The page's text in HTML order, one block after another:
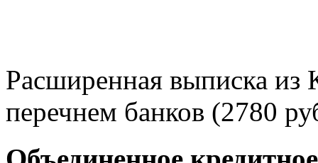
Расширенная выписка из
перечнем банков (2780